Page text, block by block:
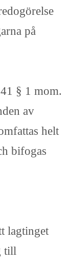
på
§ 1 mom.
av
helt
bifogas
lagtinget
till